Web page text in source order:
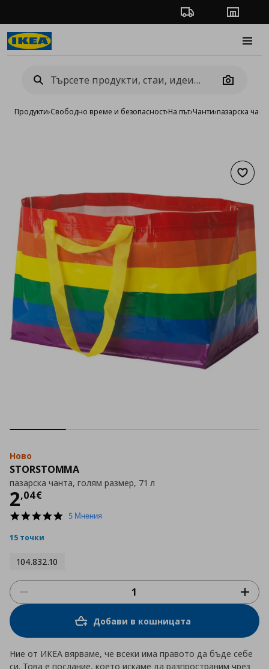
Проследяване на
Camera
Продукти›Свободно време и безопасност›На път›Чанти›пазарска
Ново
STORSTOMMA
пазарска чанта, голям размер, 71 л
2,04€
Цена
5.0
5 Мнения
15 точки
104.832.10
Добави в кошницата
Ние от ИКЕА вярваме, че всеки има правото да бъде себе
си. Това е послание, което искаме да разпространим чрез